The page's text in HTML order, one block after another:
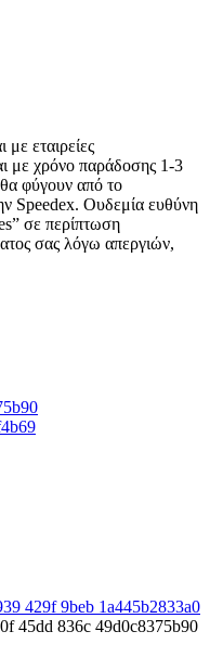
εταιρείες
με χρόνο παράδοσης 1-3
φύγουν από το
Speedex. Oυδεμία ευθύνη
σε περίπτωση
σας λόγω απεργιών,